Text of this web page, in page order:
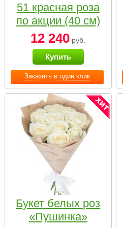
Заказать в один клик
51 красная роза
по акции (40 см)
12 240 руб.
Купить
Букет белых роз
«Пушинка»